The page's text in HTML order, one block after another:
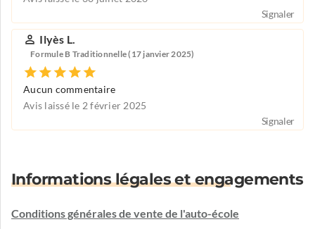
Signaler
Ilyès L.
Formule B Traditionnelle (17 janvier 2025)
Aucun commentaire
Avis laissé le 2 février 2025
Signaler
Informations légales et engagements
Conditions générales de vente de l'auto-école